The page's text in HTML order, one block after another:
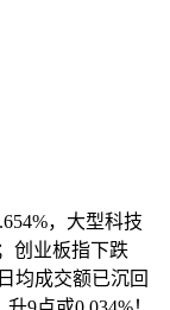
，大型科技
创业板指下跌
均成交额已沉回